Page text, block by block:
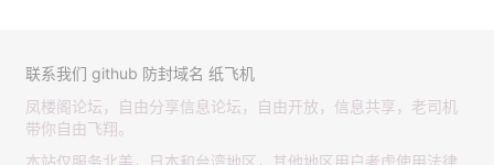
联系我们 github 防封域名 纸飞机
凤楼阁论坛，自由分享信息论坛，自由开放，信息共享，老司机
带你自由飞翔。
本站仅服务北美，日本和台湾地区，其他地区用户考虑使用法律